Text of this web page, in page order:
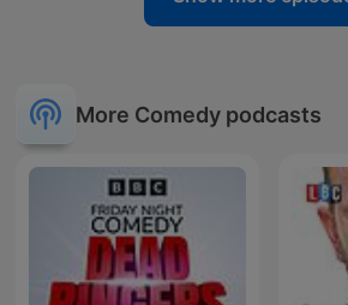
More Comedy podcasts